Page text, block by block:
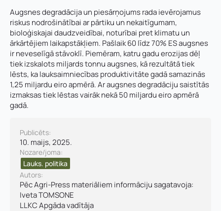
Augsnes degradācija un piesārņojums rada ievērojamus
riskus nodrošinātībai ar pārtiku un nekaitīgumam,
bioloģiskajai daudzveidībai, noturībai pret klimatu un
ārkārtējiem laikapstākļiem. Pašlaik 60 līdz 70% ES augsnes
ir neveselīgā stāvoklī. Piemēram, katru gadu erozijas dēļ
tiek izskalots miljards tonnu augsnes, kā rezultātā tiek
lēsts, ka lauksaimniecības produktivitāte gadā samazinās
1,25 miljardu eiro apmērā. Ar augsnes degradāciju saistītās
izmaksas tiek lēstas vairāk nekā 50 miljardu eiro apmērā
gadā.
Publicēts:
10. maijs, 2025.
Nozare/joma:
Lauks. politika​
Autors:
Pēc Agri-Press materiāliem informāciju sagatavoja:
Iveta TOMSONE
LLKC Apgāda vadītāja
Telefons*
E-pasts*
Pievieno savu CV un motivācijas vēstuli
Jūs varat augšupielādēt līdz 2 failiem.
Nosūtīt pieteikumu
E-pasta adrese:*
Kontakttālrunis*
Pamatnozare
Piezīmes